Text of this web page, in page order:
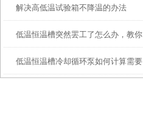
解决高低温试验箱不降温的办法
低温恒温槽突然罢工了怎么办，教你
一些简单的应急小知识
低温恒温槽冷却循环泵如何计算需要